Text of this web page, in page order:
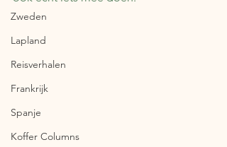
Zweden
Lapland
Reisverhalen
Frankrijk
Spanje
Koffer Columns